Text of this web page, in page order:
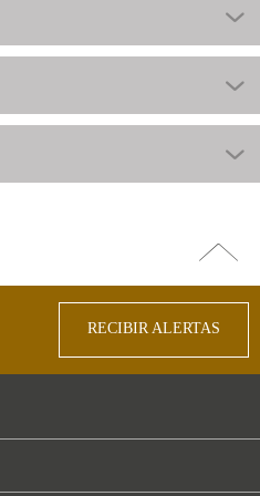
arriba
RECIBIR ALERTAS